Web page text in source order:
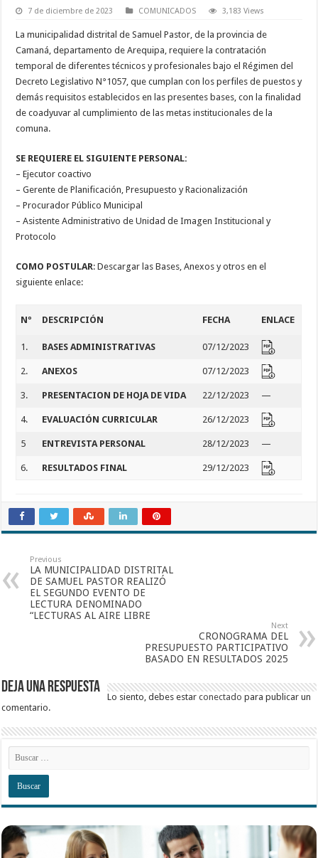
7 de diciembre de 2023 COMUNICADOS 3,183 Views
La municipalidad distrital de Samuel Pastor, de la provincia de
Camaná, departamento de Arequipa, requiere la contratación
temporal de diferentes técnicos y profesionales bajo el Régimen del
Decreto Legislativo N°1057, que cumplan con los perfiles de puestos y
demás requisitos establecidos en las presentes bases, con la finalidad
de coadyuvar al cumplimiento de las metas institucionales de la
comuna.
SE REQUIERE EL SIGUIENTE PERSONAL:
– Ejecutor coactivo
– Gerente de Planificación, Presupuesto y Racionalización
– Procurador Público Municipal
– Asistente Administrativo de Unidad de Imagen Institucional y
Protocolo
COMO POSTULAR: Descargar las Bases, Anexos y otros en el
siguiente enlace:
Nº DESCRIPCIÓN FECHA ENLACE
1. BASES ADMINISTRATIVAS 07/12/2023
2. ANEXOS 07/12/2023
3. PRESENTACION DE HOJA DE VIDA 22/12/2023 —
4. EVALUACIÓN CURRICULAR 26/12/2023
5 ENTREVISTA PERSONAL 28/12/2023 —
6. RESULTADOS FINAL 29/12/2023
Previous
LA MUNICIPALIDAD DISTRITAL
DE SAMUEL PASTOR REALIZÓ
EL SEGUNDO EVENTO DE
LECTURA DENOMINADO
“LECTURAS AL AIRE LIBRE
Next
CRONOGRAMA DEL
PRESUPUESTO PARTICIPATIVO
BASADO EN RESULTADOS 2025
Deja una respuesta
Lo siento, debes estarconectado para publicar un
comentario.